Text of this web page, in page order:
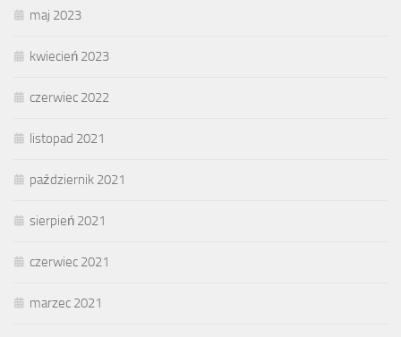
maj 2023
kwiecień 2023
czerwiec 2022
listopad 2021
październik 2021
sierpień 2021
czerwiec 2021
marzec 2021